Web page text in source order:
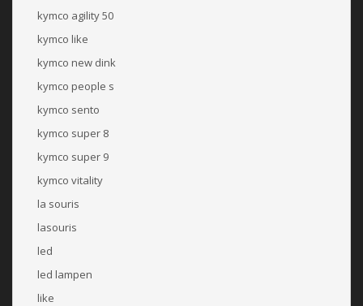
kymco agility 50
kymco like
kymco new dink
kymco people s
kymco sento
kymco super 8
kymco super 9
kymco vitality
la souris
lasouris
led
led lampen
like